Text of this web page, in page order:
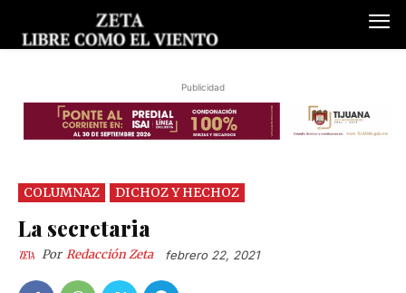
Publicidad
COLUMNAZ DICHOZ Y HECHOZ
La secretaria
Por Redacción Zeta febrero 22, 2021